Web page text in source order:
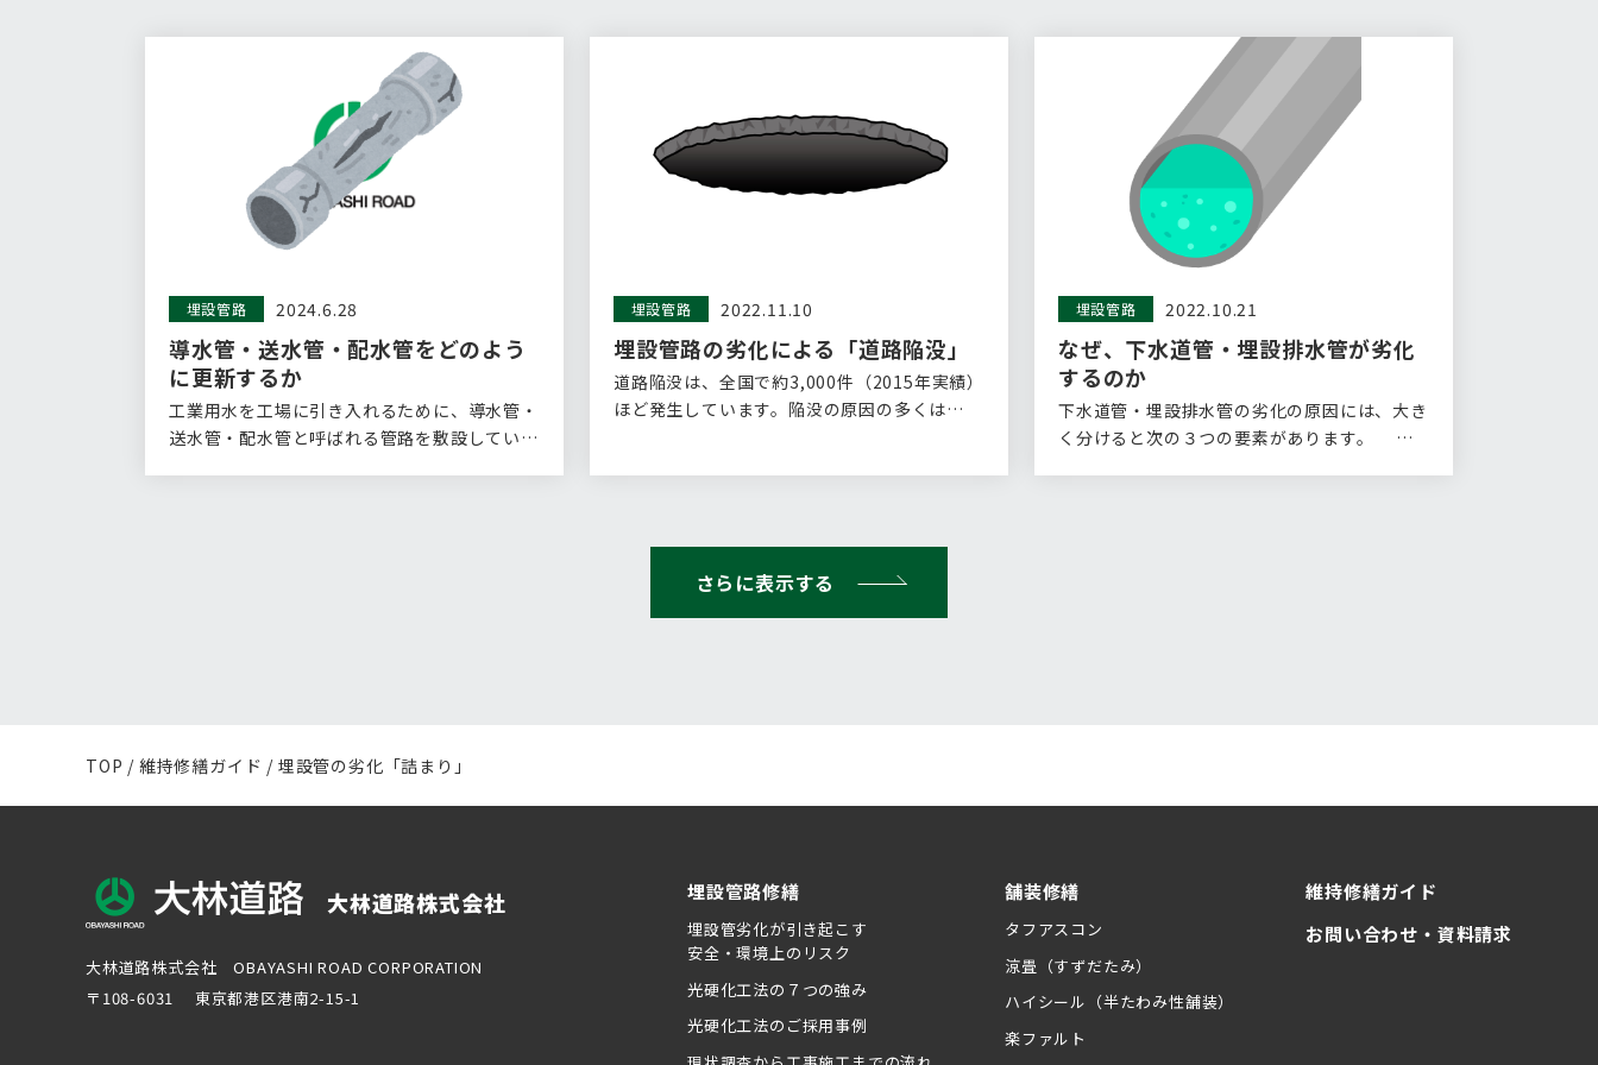
埋設管路 2024.6.28
導水管・送水管・配水管をどのよう
に更新するか
工業用水を工場に引き入れるために、導水管・
送水管・配水管と呼ばれる管路を敷設している
埋設管路 2022.11.10
埋設管路の劣化による「道路陥没」
道路陥没は、全国で約3,000件（2015年実績）
ほど発生しています。陥没の原因の多くは…
埋設管路 2022.10.21
なぜ、下水道管・埋設排水管が劣化
するのか
下水道管・埋設排水管の劣化の原因には、大き
く分けると次の３つの要素があります。 ①
さらに表示する
TOP / 維持修繕ガイド / 埋設管の劣化「詰まり」
大林道路株式会社
大林道路株式会社 OBAYASHI ROAD CORPORATION
〒108-6031 東京都港区港南2-15-1
埋設管路修繕
埋設管劣化が引き起こす
安全・環境上のリスク
光硬化工法の７つの強み
光硬化工法のご採用事例
舗装修繕
タフアスコン
涼畳（すずだたみ）
ハイシール（半たわみ性舗装）
楽ファルト
維持修繕ガイド
お問い合わせ・資料請求